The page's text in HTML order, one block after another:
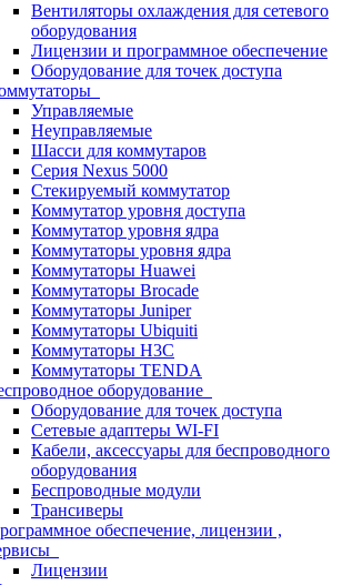
Вентиляторы охлаждения для сетевого
оборудования
Лицензии и программное обеспечение
Оборудование для точек доступа
Управляемые
Неуправляемые
Шасси для коммутаров
Серия Nexus 5000
Стекируемый коммутатор
Коммутатор уровня доступа
Коммутатор уровня ядра
Коммутаторы уровня ядра
Коммутаторы Huawei
Коммутаторы Brocade
Коммутаторы Juniper
Коммутаторы Ubiquiti
Коммутаторы H3C
Коммутаторы TENDA
оборудование
Оборудование для точек доступа
Сетевые адаптеры WI-FI
Кабели, аксессуары для беспроводного
оборудования
Беспроводные модули
Трансиверы
обеспечение, лицензии ,
Лицензии